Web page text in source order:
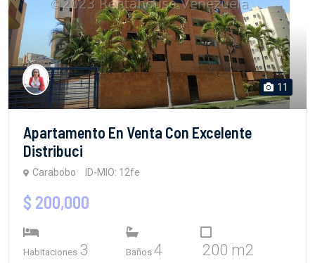
11
Apartamento En Venta Con Excelente
Distribuci
Carabobo ID-MIO: 12fe
$ 200,000
Habitaciones 3 Baños 4 200 m2